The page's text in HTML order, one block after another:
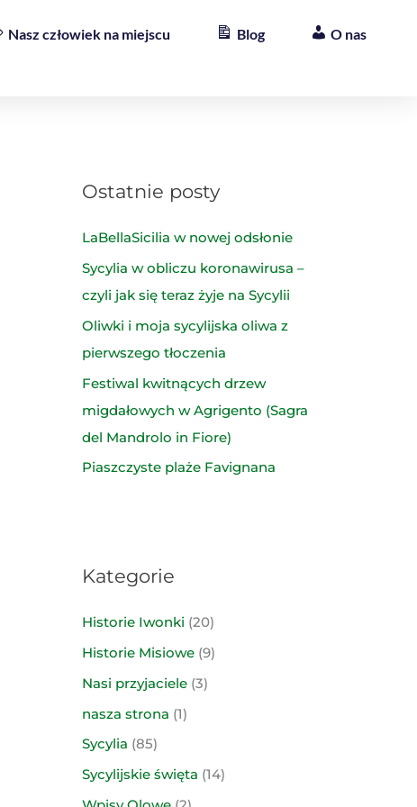
Nasz człowiek na miejscu Blog O nas
Ostatnie posty
LaBellaSicilia w nowej odsłonie
Sycylia w obliczu koronawirusa –
czyli jak się teraz żyje na Sycylii
Oliwki i moja sycylijska oliwa z
pierwszego tłoczenia
Festiwal kwitnących drzew
migdałowych w Agrigento (Sagra
del Mandrolo in Fiore)
Piaszczyste plaże Favignana
Kategorie
Historie Iwonki (20)
Historie Misiowe (9)
Nasi przyjaciele (3)
nasza strona (1)
Sycylia (85)
Sycylijskie święta (14)